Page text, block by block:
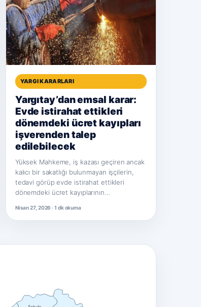
YARGI KARARLARI
Yargıtay’dan emsal karar:
Evde istirahat ettikleri
dönemdeki ücret kayıpları
işverenden talep
edilebilecek
Yüksek Mahkeme, iş kazası geçiren ancak
kalıcı bir sakatlığı bulunmayan işçilerin,
tedavi görüp evde istirahat ettikleri
dönemdeki ücret kayıplarının…
Nisan 27, 2026 · 1 dk okuma